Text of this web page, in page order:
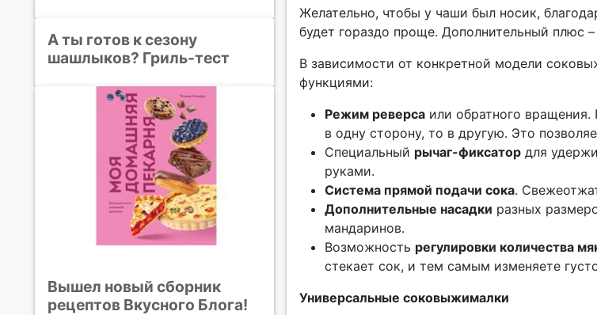
А ты готов к сезону
шашлыков? Гриль-тест
Вышел новый сборник
рецептов Вкусного Блога!
Желательно, чтобы у чаши был носик,
будет гораздо проще. Дополнительный плюс
В зависимости от конкретной модели
функциями:
Режим реверса или обратного
в одну сторону, то в другую. Это
Специальный рычаг-фиксатор для
руками.
Система прямой подачи сока.
Дополнительные насадки разных
мандаринов.
Возможность регулировки количества
стекает сок, и тем самым изменяете
Универсальные соковыжималки